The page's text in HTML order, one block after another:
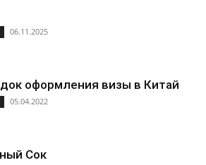
06.11.2025
оформления визы в Китай
05.04.2022
Сок